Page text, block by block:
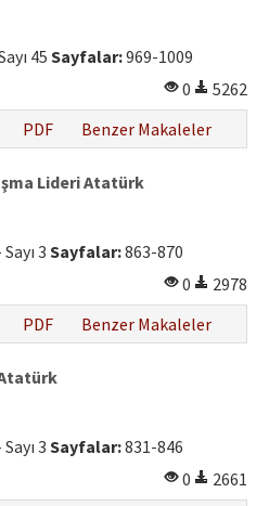
45 Sayfalar:969-1009
0
5262
PDF Benzer Makaleler
Lideri Atatürk
3 Sayfalar:863-870
0
2978
PDF Benzer Makaleler
Atatürk
3 Sayfalar:831-846
0
2661